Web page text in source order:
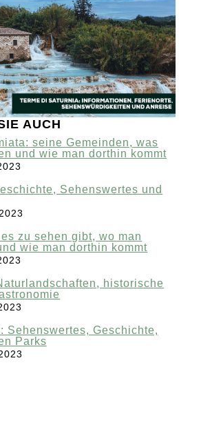
AUCH
seine Gemeinden, was
und wie man dorthin kommt
Sehenswertes und
zu sehen gibt, wo man
wie man dorthin kommt
historische
Sehenswertes, Geschichte,
Parks